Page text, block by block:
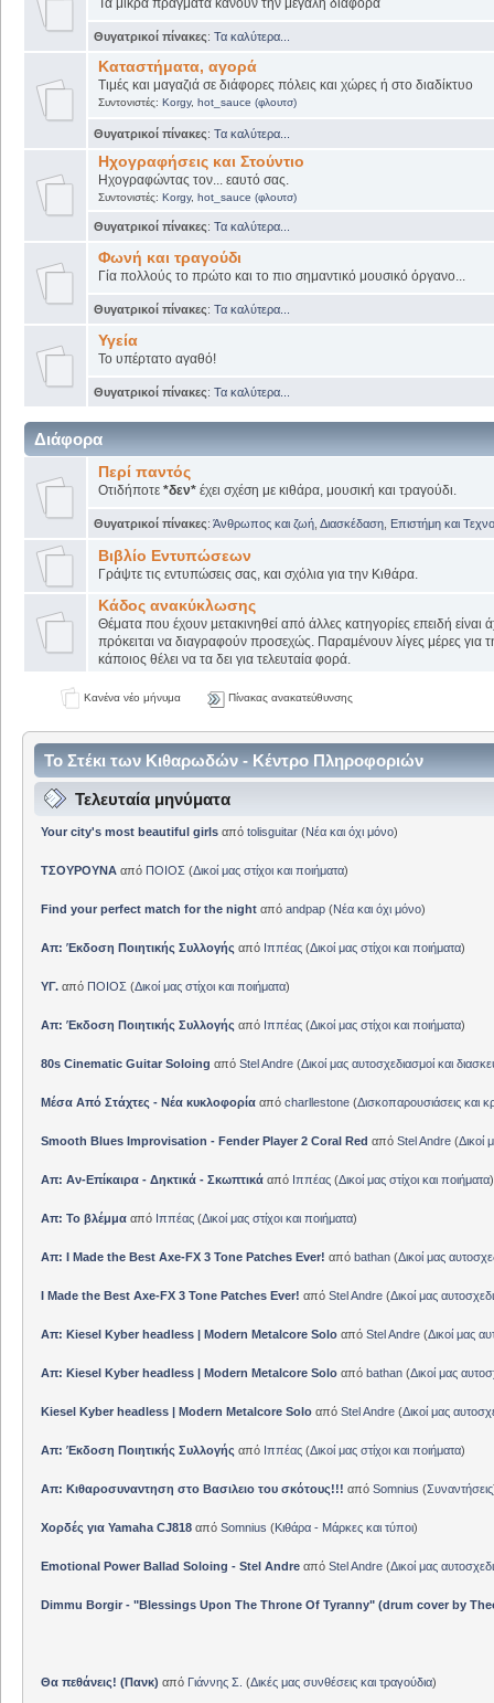
Θυγατρικοί πίνακες: Τα καλύτερα...
Καταστήματα, αγορά
Τιμές και μαγαζιά σε διάφορες πόλεις και χώρες ή στο διαδίκτυο
Συντονιστές: Korgy, hot_sauce (φλουτσ)
Θυγατρικοί πίνακες: Τα καλύτερα...
Ηχογραφήσεις και Στούντιο
Ηχογραφώντας τον... εαυτό σας.
Συντονιστές: Korgy, hot_sauce (φλουτσ)
Θυγατρικοί πίνακες: Τα καλύτερα...
Φωνή και τραγούδι
Γία πολλούς το πρώτο και το πιο σημαντικό μουσικό όργανο...
Θυγατρικοί πίνακες: Τα καλύτερα...
Υγεία
Το υπέρτατο αγαθό!
Θυγατρικοί πίνακες: Τα καλύτερα...
Διάφορα
Περί παντός
Οτιδήποτε *δεν*έχει σχέση με κιθάρα, μουσική και τραγούδι.
Θυγατρικοί πίνακες: Άνθρωπος και ζωή Διασκέδαση Επιστήμη και
Βιβλίο Εντυπώσεων
Γράψτε τις εντυπώσεις σας, και σχόλια για την Κιθάρα.
Κάδος ανακύκλωσης
Θέματα που έχουν μετακινηθεί από άλλες κατηγορίες επειδή είναι
πρόκειται να διαγραφούν προσεχώς. Παραμένουν λίγες μέρες για
κάποιος θέλει να τα δει για τελευταία φορά.
Κανένα νέο μήνυμα Πίνακας ανακατεύθυνσης
Το Στέκι των Κιθαρωδών - Κέντρο Πληροφοριών
Τελευταία μηνύματα
Your city's most beautiful girlsαπό tolisguitar(Νέα και όχι μόνο)
ΤΣΟΥΡΟΥΝΑαπό ΠΟΙΟΣ (Δικοί μας στίχοι και ποιήματα)
Find your perfect match for the nightαπό andpap(Νέα και όχι μόνο)
Απ: Έκδοση Ποιητικής Συλλογής από Ιππέας(Δικοί μας στίχοι και ποιήματα)
ΥΓ.από ΠΟΙΟΣ (Δικοί μας στίχοι και ποιήματα)
Απ: Έκδοση Ποιητικής Συλλογής από Ιππέας(Δικοί μας στίχοι και ποιήματα)
80s Cinematic Guitar Soloing από Stel Andre(Δικοί μας αυτοσχεδιασμοί και
Μέσα Από Στάχτες - Νέα κυκλοφορίααπό charllestone(Δισκοπαρουσιάσεις και
Smooth Blues Improvisation - Fender Player 2 Coral Red από Stel Andre(Δικοί
Απ: Αν-Επίκαιρα - Δηκτικά - Σκωπτικά από Ιππέας(Δικοί μας στίχοι και ποιήματα)
Απ: Το βλέμμα από Ιππέας(Δικοί μας στίχοι και ποιήματα)
Απ: I Made the Best Axe-FX 3 Tone Patches Ever! από bathan(Δικοί μας
I Made the Best Axe-FX 3 Tone Patches Ever! από Stel Andre(Δικοί μας
Απ: Kiesel Kyber headless | Modern Metalcore Solo από Stel Andre(Δικοί μας
Απ: Kiesel Kyber headless | Modern Metalcore Solo από bathan(Δικοί μας
Kiesel Kyber headless | Modern Metalcore Solo από Stel Andre(Δικοί μας
Απ: Έκδοση Ποιητικής Συλλογής από Ιππέας(Δικοί μας στίχοι και ποιήματα)
Απ: Κιθαροσυναντηση στο Βασιλειο του σκότους!!! από Somnius (Συναντήσεις
Χορδές για Yamaha CJ818από Somnius (Κιθάρα - Μάρκες και τύποι)
Emotional Power Ballad Soloing - Stel Andreαπό Stel Andre(Δικοί μας
Dimmu Borgir - "Blessings Upon The Throne Of Tyranny" (drum cover by
Θα πεθάνεις! (Πανκ) από Γιάννης Σ. (Δικές μας συνθέσεις και τραγούδια)